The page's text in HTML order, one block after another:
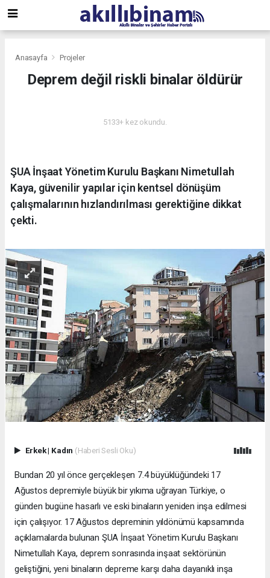
Anasayfa Projeler
Deprem değil riskli binalar öldürür
5133+ kez okundu.
ŞUA İnşaat Yönetim Kurulu Başkanı Nimetullah
Kaya, güvenilir yapılar için kentsel dönüşüm
çalışmalarının hızlandırılması gerektiğine dikkat
çekti.
Erkek| Kadın (Haberi Sesli Oku)
Bundan 20 yıl önce gerçekleşen 7.4 büyüklüğündeki 17
Ağustos depremiyle büyük bir yıkıma uğrayan Türkiye, o
günden bugüne hasarlı ve eski binaların yeniden inşa edilmesi
için çalışıyor. 17 Ağustos depreminin yıldönümü kapsamında
açıklamalarda bulunan ŞUA İnşaat Yönetim Kurulu Başkanı
Nimetullah Kaya, deprem sonrasında inşaat sektörünün
geliştiğini, yeni binaların depreme karşı daha dayanıklı inşa